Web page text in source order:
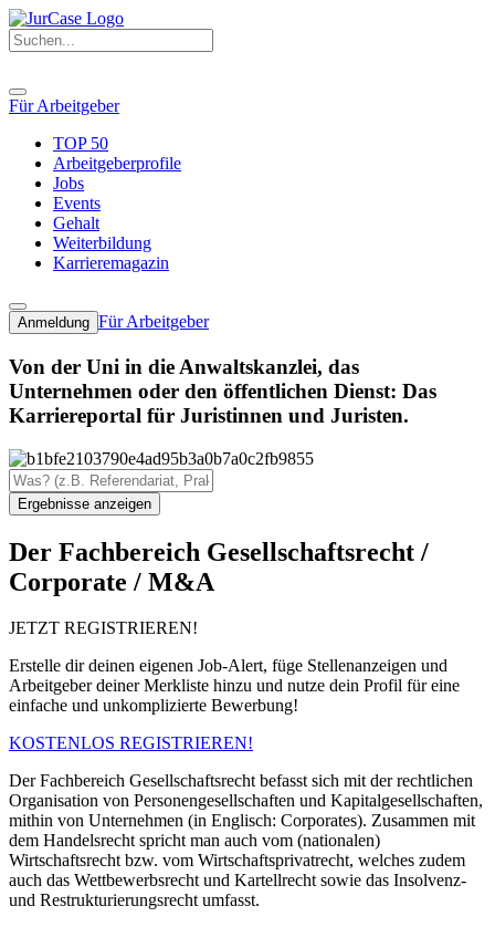
Für Arbeitgeber
TOP 50
Arbeitgeberprofile
Jobs
Events
Gehalt
Weiterbildung
Karrieremagazin
Anmeldung Für Arbeitgeber
Von der Uni in die Anwaltskanzlei, das
Unternehmen oder den öffentlichen Dienst: Das
Karriereportal für Juristinnen und Juristen.
Ergebnisse anzeigen
Der Fachbereich Gesellschaftsrecht /
Corporate / M&A
JETZT REGISTRIEREN!
Erstelle dir deinen eigenen Job-Alert, füge Stellenanzeigen und
Arbeitgeber deiner Merkliste hinzu und nutze dein Profil für eine
einfache und unkomplizierte Bewerbung!
KOSTENLOS REGISTRIEREN!
Der Fachbereich Gesellschaftsrecht befasst sich mit der rechtlichen
Organisation von Personengesellschaften und Kapitalgesellschaften,
mithin von Unternehmen (in Englisch: Corporates). Zusammen mit
dem Handelsrecht spricht man auch vom (nationalen)
Wirtschaftsrecht bzw. vom Wirtschaftsprivatrecht, welches zudem
auch das Wettbewerbsrecht und Kartellrecht sowie das Insolvenz-
und Restrukturierungsrecht umfasst.